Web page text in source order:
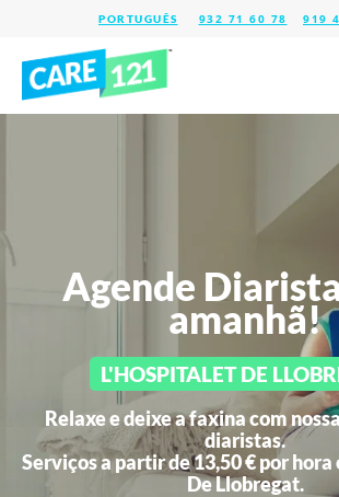
932 71 60 78 919
Agende
amanhã!
L'HOSPITALET DE
Relaxe e deixe a faxina com
diaristas.
Serviços a partir de 13,50 € por
De Llobregat.